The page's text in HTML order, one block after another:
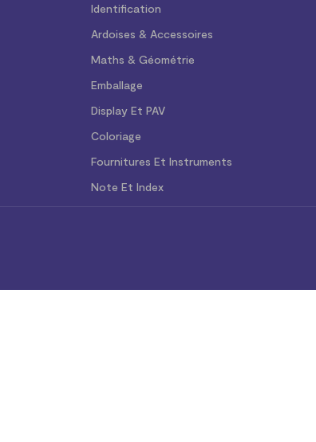
Identification
Ardoises & Accessoires
Maths & Géométrie
Emballage
Display Et PAV
Coloriage
Fournitures Et Instruments
Note Et Index